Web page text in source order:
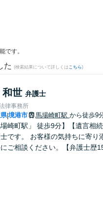
です。
た (検索結果について詳しくは こちら)
和世 弁護士
律事務所
|境港市 馬場崎町駅 から徒歩9
場崎町駅」 徒歩9分】【遺言相
です。 お客様の気持ちに寄り
ご相談ください。【弁護士歴